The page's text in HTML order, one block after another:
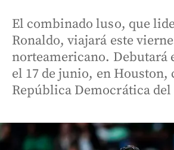
El combinado luso, que
Ronaldo, viajará este
norteamericano. Debutará
el 17 de junio, en Houston,
República Democrática del